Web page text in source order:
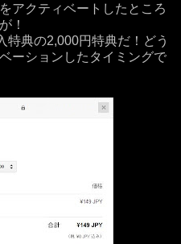
アクティベートしたところ
！
特典の2,000円特典だ！どう
ーションしたタイミングで